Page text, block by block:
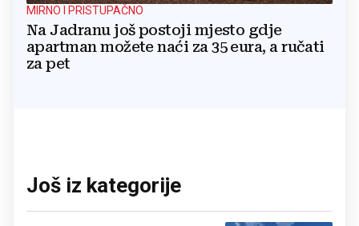
MIRNO I PRISTUPAČNO
Na Jadranu još postoji mjesto gdje
apartman možete naći za 35 eura, a ručati
za pet
Još iz kategorije